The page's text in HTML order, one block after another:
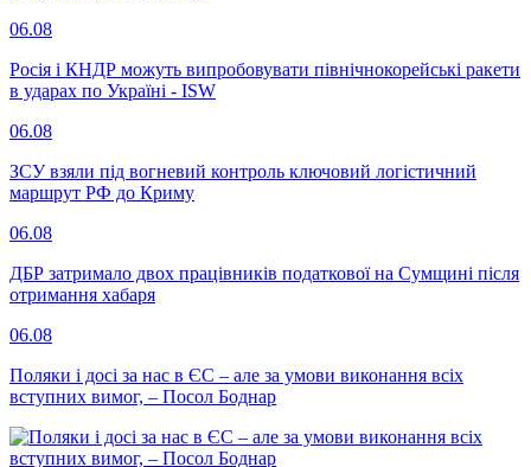
06.08
Росія і КНДР можуть випробовувати північнокорейські ракети
в ударах по Україні - ISW
06.08
ЗСУ взяли під вогневий контроль ключовий логістичний
маршрут РФ до Криму
06.08
ДБР затримало двох працівників податкової на Сумщині після
отримання хабаря
06.08
Поляки і досі за нас в ЄС – але за умови виконання всіх
вступних вимог, – Посол Боднар